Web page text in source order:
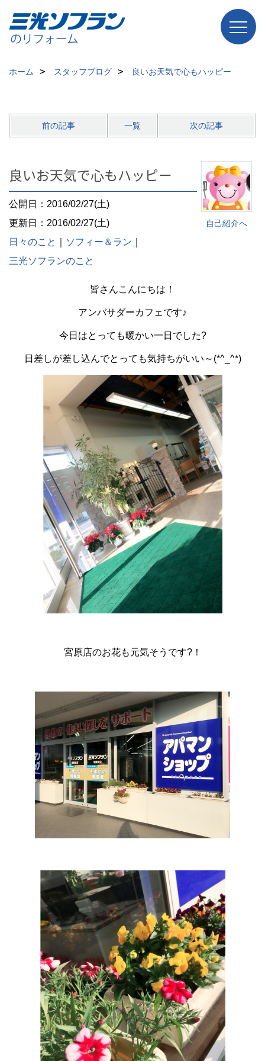
ホーム スタッフブログ 良いお天気で心もハッピー
前の記事 一覧 次の記事
自己紹介へ
良いお天気で心もハッピー
公開日：2016/02/27(土)
更新日：2016/02/27(土)
日々のこと
ソフィー＆ラン
三光ソフランのこと
皆さんこんにちは！
アンバサダーカフェです♪
今日はとっても暖かい一日でした?
日差しが差し込んでとっても気持ちがいい～(*^_^*)
宮原店のお花も元気そうです?！